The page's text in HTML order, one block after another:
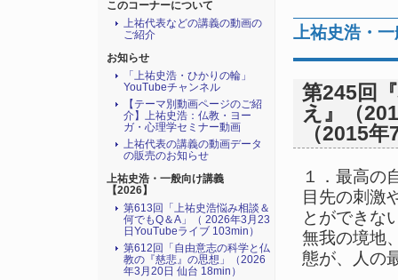
上祐史浩・
第245回
え』（
（2015
１．最高の
目先の刺激
とができな
無我の境地
態が、人の
このコーナーについて
上祐代表などの講義の動画の
ご紹介
お知らせ
「上祐史浩・ひかりの輪」
YouTubeチャンネル
【テーマ別動画ページのご紹
介】上祐史浩：仏教・ヨー
ガ・心理学セミナー動画
上祐代表の講義の動画データ
の販売のお知らせ
上祐史浩・一般向け講義
【2026】
第613回「上祐史浩悩み相談＆
何でもQ＆A」（ 2026年3月23
日YouTubeライブ 103min）
第612回「自由意志の科学と仏
教の『慈悲』の思想」（2026
年3月20日 仙台 18min）